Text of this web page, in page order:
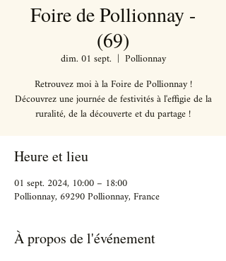
Foire de Pollionnay -
(69)
dim. 01 sept.
  |
Pollionnay
Retrouvez moi à la Foire de Pollionnay !
Découvrez une journée de festivités à l'effigie de la
Heure et lieu
01 sept. 2024, 10:00 – 18:00
Pollionnay, 69290 Pollionnay, France
À propos de l'événement